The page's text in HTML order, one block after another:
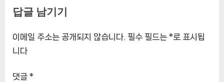
답글 남기기
이메일 주소는 공개되지 않습니다. 필수 필드는 *로 표시됩
니다
댓글 *